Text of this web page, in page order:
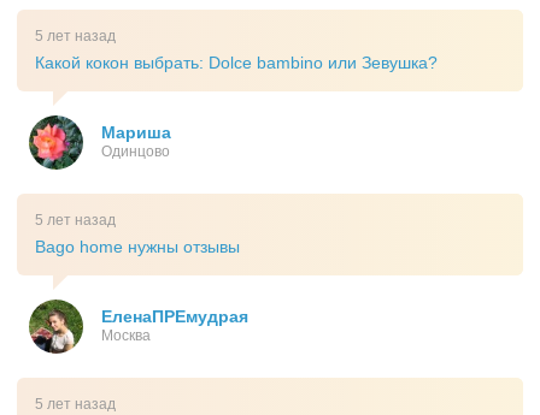
5 лет назад
Какой кокон выбрать: Dolce bambino или Зевушка?
Мариша
Одинцово
5 лет назад
Bago home нужны отзывы
ЕленаПРЕмудрая
Москва
5 лет назад